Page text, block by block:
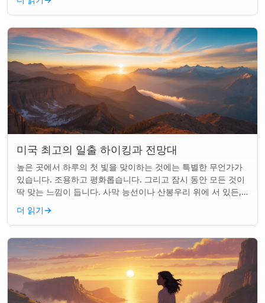
미국 최고의 일출 하이킹과 전망대
높은 곳에서 하루의 첫 빛을 맞이하는 것에는 특별한 무언가가
있습니다. 조용하고 평화롭습니다. 그리고 잠시 동안 모든 것이
딱 맞는 느낌이 듭니다. 사막 능선이나 산봉우리 위에 서 있든,
일출 하이킹은 평범한 아침을...
더 읽기→